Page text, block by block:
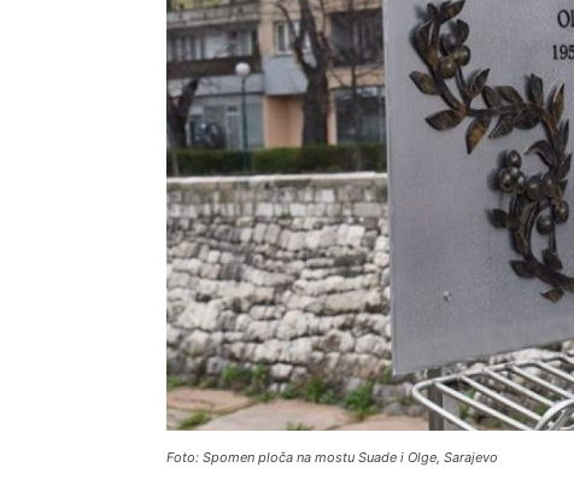
Foto: Spomen ploča na mostu Suade i Olge, Sarajevo